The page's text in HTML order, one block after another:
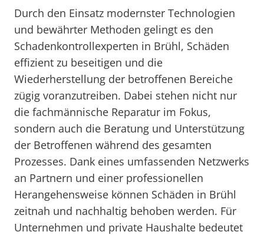
Durch den Einsatz modernster Technologien
und bewährter Methoden gelingt es den
Schadenkontrollexperten in Brühl, Schäden
effizient zu beseitigen und die
Wiederherstellung der betroffenen Bereiche
zügig voranzutreiben. Dabei stehen nicht nur
die fachmännische Reparatur im Fokus,
sondern auch die Beratung und Unterstützung
der Betroffenen während des gesamten
Prozesses. Dank eines umfassenden Netzwerks
an Partnern und einer professionellen
Herangehensweise können Schäden in Brühl
zeitnah und nachhaltig behoben werden. Für
Unternehmen und private Haushalte bedeutet